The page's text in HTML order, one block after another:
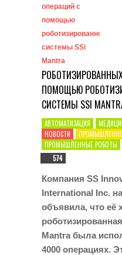
ПОМОЩЬЮ
СИСТЕМЫ SSI
АВТОМАТИЗАЦИЯ
НОВОСТИ
ПРОМЫШЛЕННЫЕ РОБОТЫ
574
Компания SS
International Inc.
объявила, что её
Mantra была
4000 операциях.